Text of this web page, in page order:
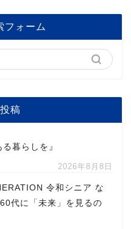
フォーム
稿
暮らしを』
2026年8月8日
令和シニア な
代に「未来」を見るの